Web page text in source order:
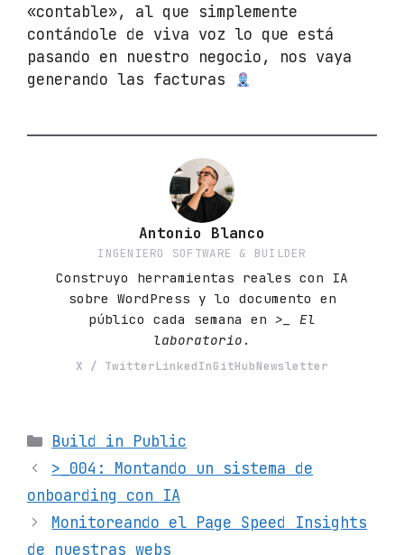
«contable», al que simplemente
contándole de viva voz lo que está
pasando en nuestro negocio, nos vaya
generando las facturas
Antonio Blanco
INGENIERO SOFTWARE & BUILDER
Construyo herramientas reales con IA
sobre WordPress y lo documento en
público cada semana en >_ El
laboratorio .
X / TwitterLinkedInGitHubNewsletter
Categorías
Build in Public
>_004: Montando un sistema de
onboarding con IA
Monitoreando el Page Speed Insights
de nuestras webs